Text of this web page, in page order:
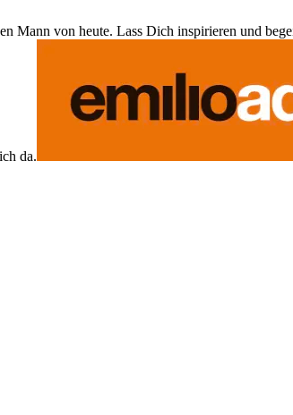
Mann von heute. Lass Dich inspirieren und
da.